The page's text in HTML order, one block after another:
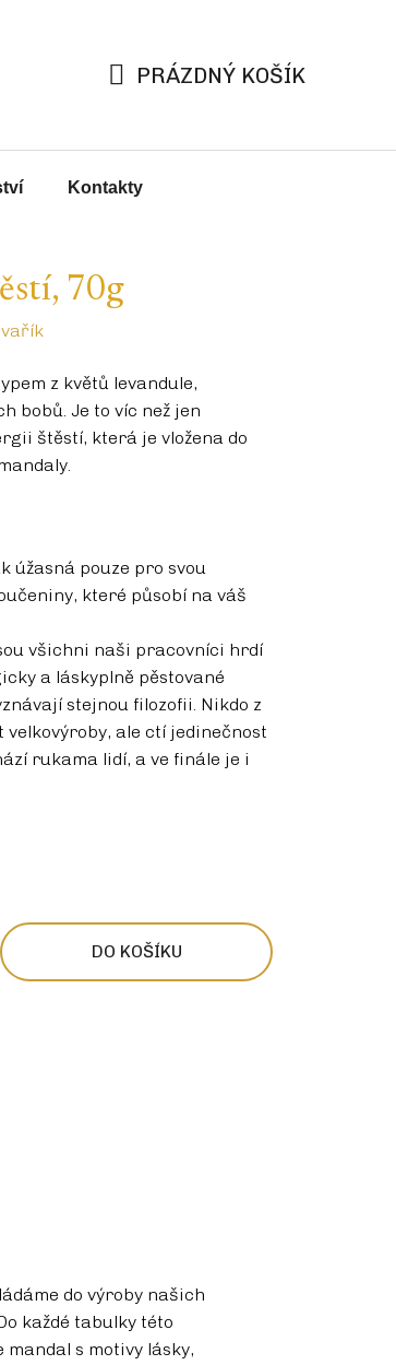
KOŠÍK
PRÁZDNÝ KOŠÍK
Kontakty
70g
z květů levandule,
bobů. Je to víc než jen
štěstí, která je vložena do
úžasná pouze pro svou
které působí na váš
všichni naši pracovníci hrdí
a láskyplně pěstované
stejnou filozofii. Nikdo z
ale ctí jedinečnost
rukama lidí, a ve finále je i
DO KOŠÍKU
do výroby našich
každé tabulky této
s motivy lásky,